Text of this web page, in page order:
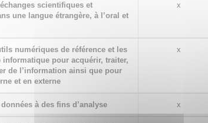
scientifiques et
une langue étrangère, à l’oral et
x
numériques de référence et les
informatique pour acquérir, traiter,
de l’information ainsi que pour
et en externe
x
à des fins d’analyse x